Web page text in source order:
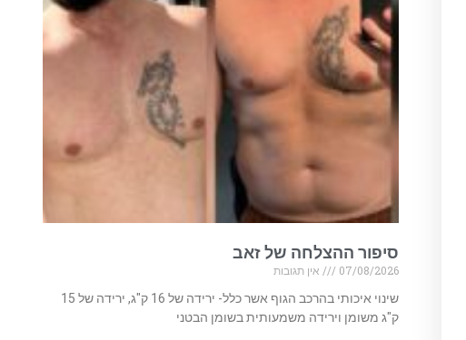
סיפור ההצלחה של זאב
07/08/2026
אין תגובות
שינוי איכותי בהרכב הגוף אשר כלל- ירידה של 16 ק"ג, ירידה של 15
ק"ג משומן וירידה משמעותית בשומן הבטני